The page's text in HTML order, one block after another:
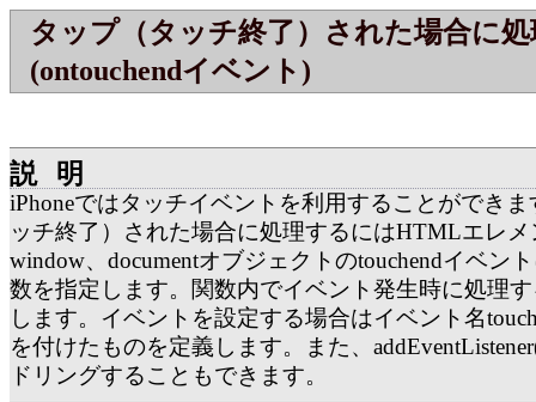
タップ（タッチ終了）された場合に
(ontouchendイベント)
説明
iPhoneではタッチイベントを利用することができ
ッチ終了）された場合に処理するにはHTMLエレメ
window、documentオブジェクトのtouchendイベン
数を指定します。関数内でイベント発生時に処理
します。イベントを設定する場合はイベント名
を付けたものを定義します。また、
ドリングすることもできます。